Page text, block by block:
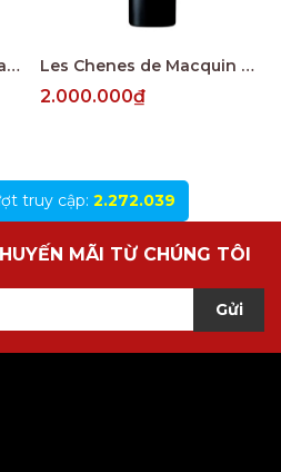
Vang Pháp Esprit de Valandraud Saint Emillion Les Chenes de Macquin Saint-Emilion Grand Cru
2.000.000₫
truy cập: 2.272.039
MÃI TỪ CHÚNG TÔI
Gửi